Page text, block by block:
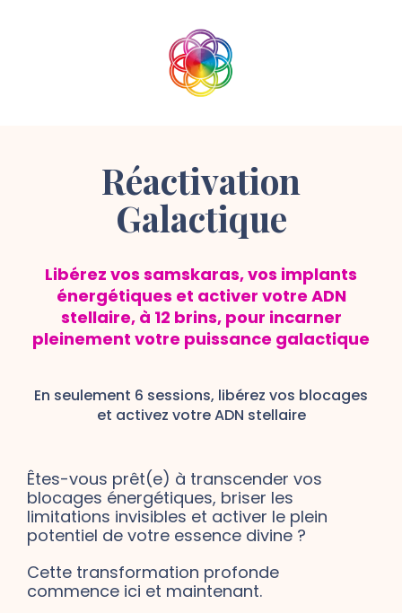
Réactivation
Galactique
Libérez vos samskaras, vos implants
énergétiques et activer votre ADN
stellaire, à 12 brins, pour incarner
pleinement votre puissance galactique
En seulement 6 sessions, libérez vos blocages
et activez votre ADN stellaire
Êtes-vous prêt(e) à transcender vos
blocages énergétiques, briser les
limitations invisibles et activer le plein
potentiel de votre essence divine ?
Cette transformation profonde
commence ici et maintenant.